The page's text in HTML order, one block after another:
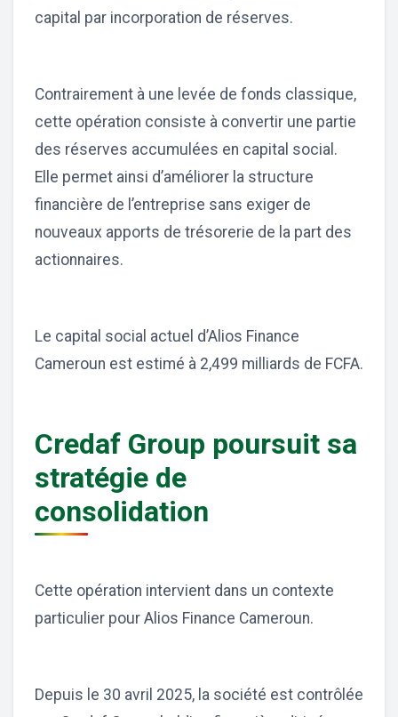
capital par incorporation de réserves.
Contrairement à une levée de fonds classique,
cette opération consiste à convertir une partie
des réserves accumulées en capital social.
Elle permet ainsi d’améliorer la structure
financière de l’entreprise sans exiger de
nouveaux apports de trésorerie de la part des
actionnaires.
Le capital social actuel d’Alios Finance
Cameroun est estimé à 2,499 milliards de FCFA.
Credaf Group poursuit sa
stratégie de
consolidation
Cette opération intervient dans un contexte
particulier pour Alios Finance Cameroun.
Depuis le 30 avril 2025, la société est contrôlée